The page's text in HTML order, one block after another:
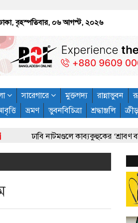
বৃহস্পতিবার, ০৬ আগস্ট, ২০২৬
সারেগারে মুক্তগদ্য রান্নাভুবন
ভ্রমণ ভুবনবিচিত্রা শ্রদ্ধাঞ্জলি
ঢাবি নাটমণ্ডলে কাব্যকুহুকের ‘শ্রাবণ